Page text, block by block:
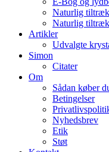
Naturlig
Naturlig
Artikler
Udvalgte
Simon
Citater
Om
Sådan køber
Betingelser
Nyhedsbrev
Etik
Støt